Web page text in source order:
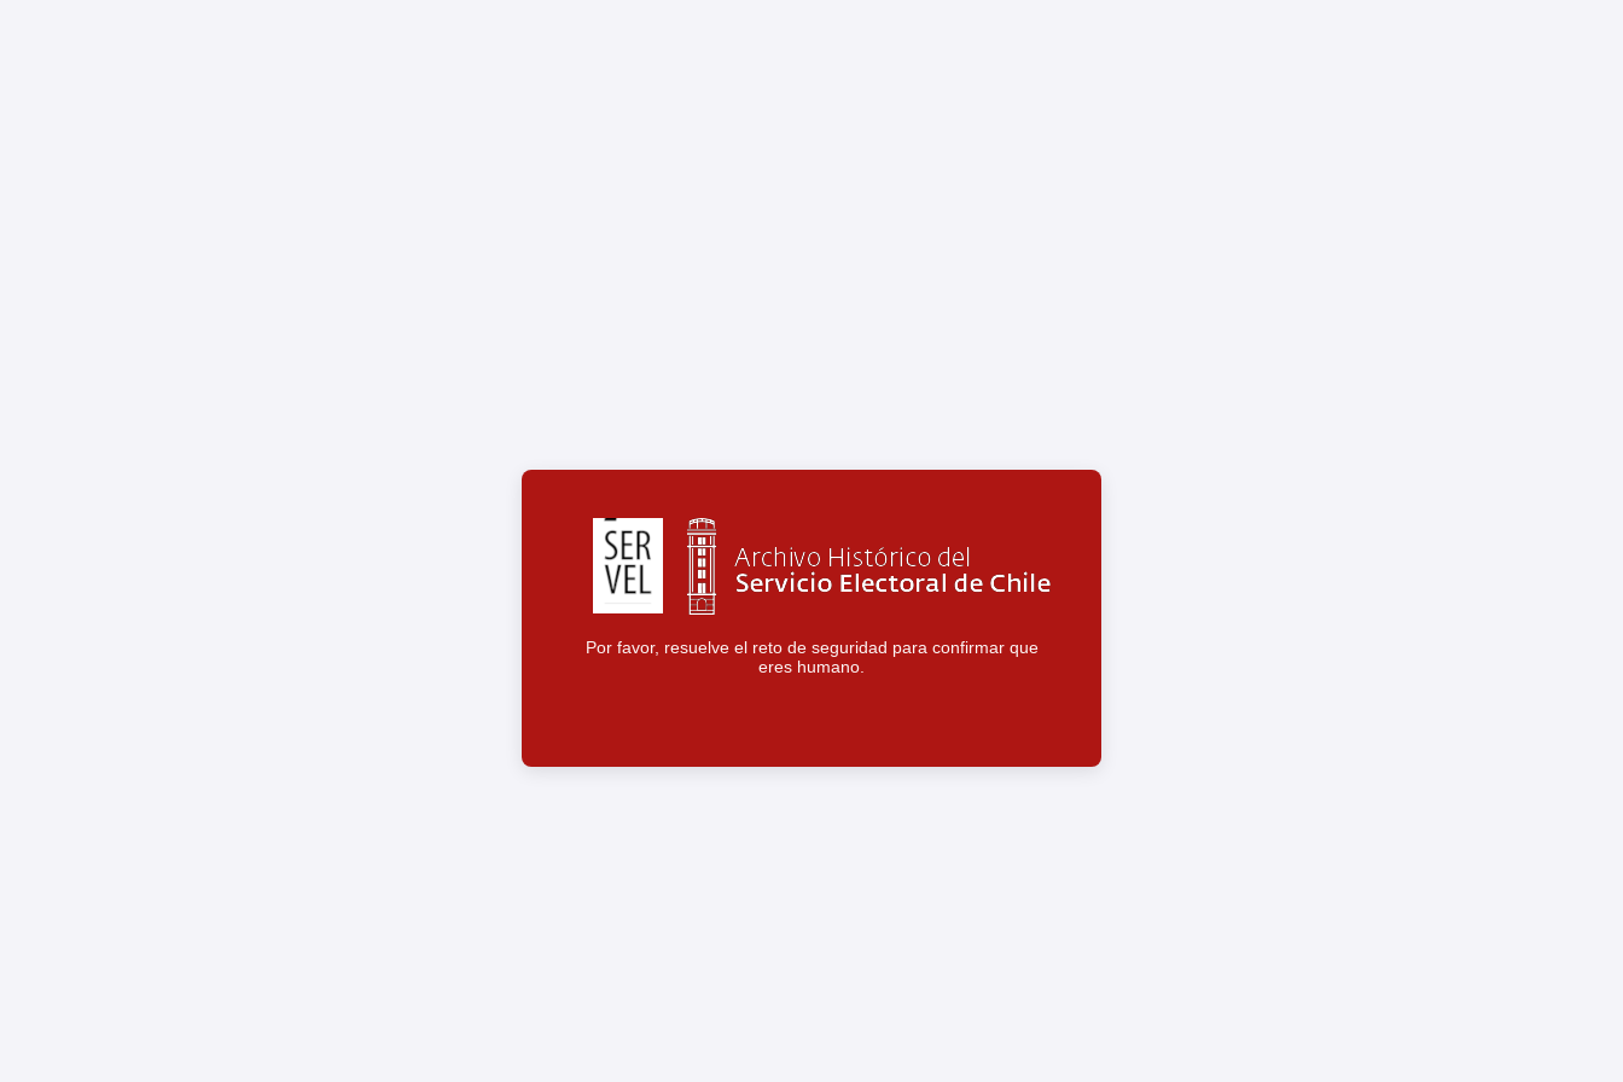
Por favor, resuelve el reto de seguridad para confirmar que
eres humano.